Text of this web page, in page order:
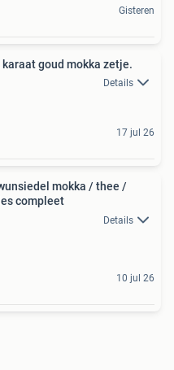
Gisteren
karaat goud mokka zetje.
Details
17 jul 26
mokka / thee /
compleet
Details
10 jul 26